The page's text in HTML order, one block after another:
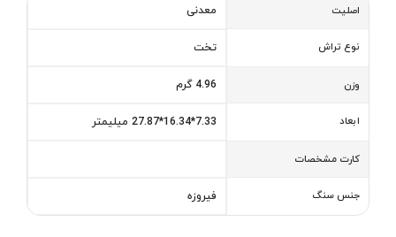
اصلیت معدنی
نوع تراش تخت
وزن 4.96 گرم
ابعاد 7.33*16.34*27.87 میلیمتر
کارت مشخصات
جنس سنگ فیروزه